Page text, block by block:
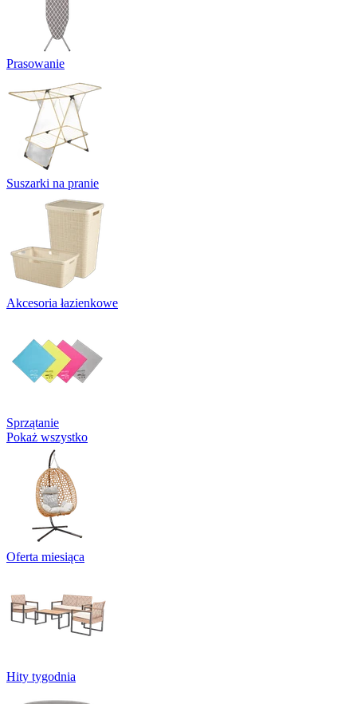
Prasowanie
Suszarki na pranie
Akcesoria łazienkowe
Sprzątanie
Pokaż wszystko
Oferta miesiąca
Hity tygodnia